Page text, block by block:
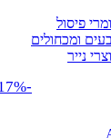
פיסול
ומכחולים
נייר
-17%